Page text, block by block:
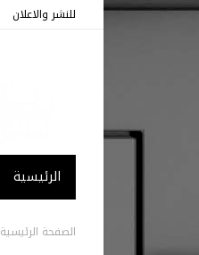
للنشر والاعلان
الرئيسية
الصفحة الرئيسية